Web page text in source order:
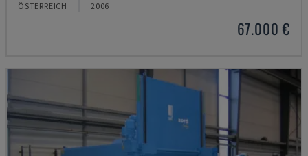
ÖSTERREICH 2006
67.000 €